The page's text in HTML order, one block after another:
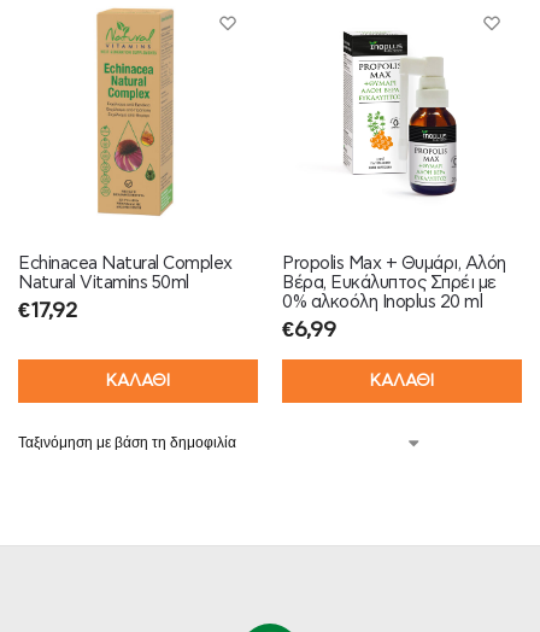
Echinacea Natural Complex
Natural Vitamins 50ml
€17,92
ΚΑΛΑΘΙ
Propolis Max + Θυμάρι, Αλόη
Βέρα, Ευκάλυπτος Σπρέι με
0% αλκοόλη Inoplus 20 ml
€6,99
ΚΑΛΑΘΙ